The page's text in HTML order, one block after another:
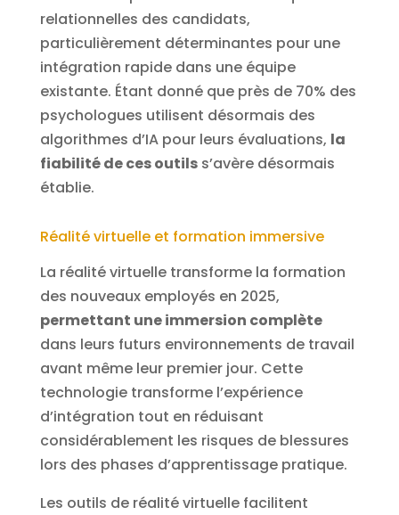
relationnelles des candidats,
particulièrement déterminantes pour une
intégration rapide dans une équipe
existante. Étant donné que près de 70% des
psychologues utilisent désormais des
algorithmes d’IA pour leurs évaluations, la
fiabilité de ces outilss’avère désormais
établie.
Réalité virtuelle et formation immersive
La réalité virtuelle transforme la formation
des nouveaux employés en 2025,
permettant une immersion complète
dans leurs futurs environnements de travail
avant même leur premier jour. Cette
technologie transforme l’expérience
d’intégration tout en réduisant
considérablement les risques de blessures
lors des phases d’apprentissage pratique.
Les outils de réalité virtuelle facilitent